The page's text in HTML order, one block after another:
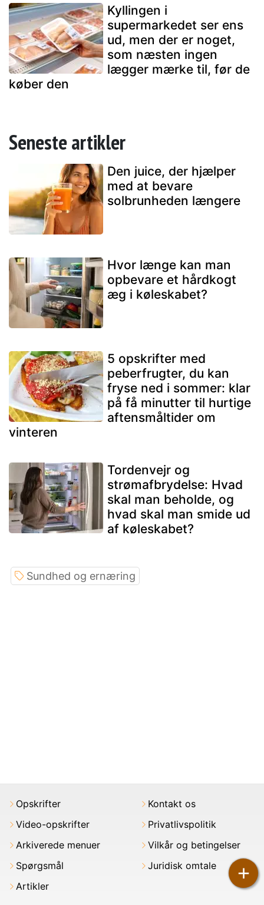
Kyllingen i
supermarkedet ser ens
ud, men der er noget,
som næsten ingen
lægger mærke til, før de
køber den
Seneste artikler
Den juice, der hjælper
med at bevare
solbrunheden længere
Hvor længe kan man
opbevare et hårdkogt
æg i køleskabet?
5 opskrifter med
peberfrugter, du kan
fryse ned i sommer: klar
på få minutter til hurtige
aftensmåltider om
vinteren
Tordenvejr og
strømafbrydelse: Hvad
skal man beholde, og
hvad skal man smide ud
af køleskabet?
+
Sundhed og ernæring
Opskrifter
Video-opskrifter
Arkiverede menuer
Spørgsmål
Artikler
Kontakt os
Privatlivspolitik
Vilkår og betingelser
Juridisk omtale